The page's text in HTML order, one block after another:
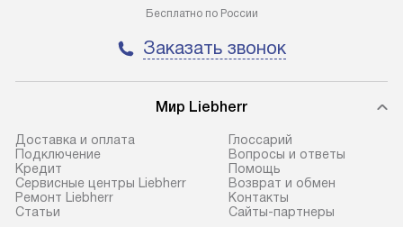
транспортной компании в городе
условия доставки у менеджера при
В оговоренный день служба
доставки доставит упакованный
прибор до подъезда. Если
требуется переместить прибор
до двери квартиры или до места
установки, пожалуйста,
предполагают
холодильников
требующим
наличие крана.
Бесплатно по России
Заказать звонок
Мир Liebherr
Доставка и оплата
Подключение
Кредит
Сервисные центры Liebherr
Ремонт Liebherr
Cтатьи
Глоссарий
Вопросы и ответы
Помощь
Возврат и обмен
Контакты
Сайты-партнеры